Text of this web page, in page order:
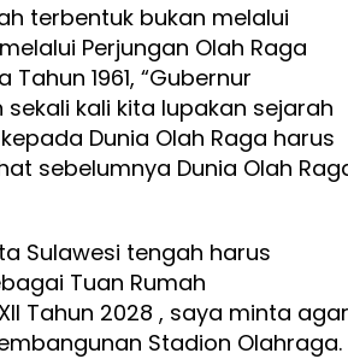
terbentuk bukan melalui
Perjungan Olah Raga
Tahun 1961, “Gubernur
kali kita lupakan sejarah
Dunia Olah Raga harus
sebelumnya Dunia Olah
Sulawesi tengah harus
Tuan Rumah
Tahun 2028 , saya minta agar
Stadion Olahraga.